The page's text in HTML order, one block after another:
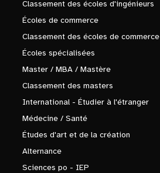
Classement des écoles d'ingénieurs
Écoles de commerce
Classement des écoles de commerce
Écoles spécialisées
Master / MBA / Mastère
Classement des masters
International - Étudier à l'étranger
Médecine / Santé
Études d'art et de la création
Alternance
Sciences po - IEP